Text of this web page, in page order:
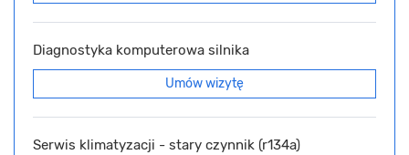
Diagnostyka komputerowa silnika
Umów wizytę
Serwis klimatyzacji - stary czynnik (r134a)